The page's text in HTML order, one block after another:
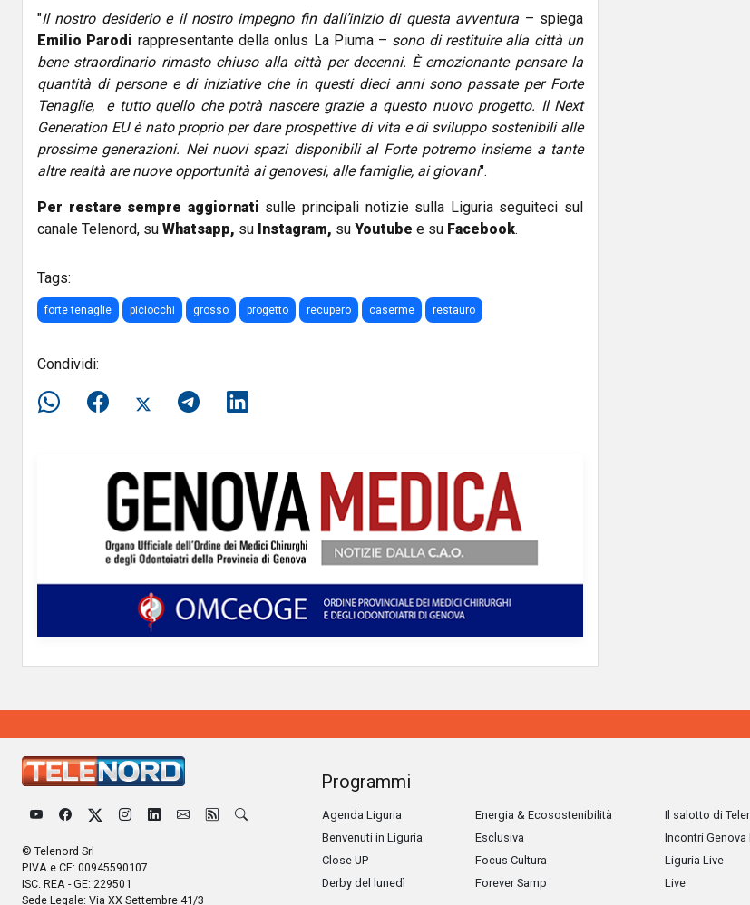
"Il nostro desiderio e il nostro impegno fin dall’inizio di questa avventura – spiega
Emilio Parodi rappresentante della onlus La Piuma – sono di restituire alla città un
bene straordinario rimasto chiuso alla città per decenni. È emozionante pensare la
quantità di persone e di iniziative che in questi dieci anni sono passate per Forte
Tenaglie, e tutto quello che potrà nascere grazie a questo nuovo progetto. Il Next
Generation EU è nato proprio per dare prospettive di vita e di sviluppo sostenibili alle
prossime generazioni. Nei nuovi spazi disponibili al Forte potremo insieme a tante
altre realtà are nuove opportunità ai genovesi, alle famiglie, ai giovani".
Per restare sempre aggiornati sulle principali notizie sulla Liguria seguiteci sul
canale Telenord, su Whatsapp, su Instagram, su Youtube e su Facebook.
Tags:
forte tenaglie piciocchi grosso progetto recupero caserme restauro
Condividi:
© Telenord Srl
P.IVA e CF: 00945590107
ISC. REA - GE: 229501
Sede Legale: Via XX Settembre 41/3
Programmi
Agenda Liguria
Benvenuti in Liguria
Close UP
Derby del lunedì
Energia & Ecosostenibilità
Esclusiva
Focus Cultura
Forever Samp
Il salotto di
Incontri Genova
Liguria Live
Live